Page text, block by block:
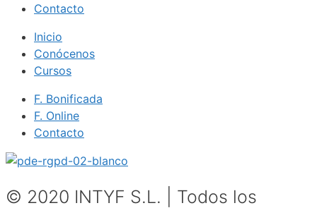
Contacto
Inicio
Conócenos
Cursos
F. Bonificada
F. Online
Contacto
© 2020 INTYF S.L. | Todos los